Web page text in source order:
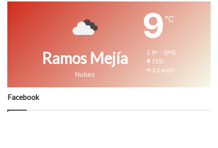
Ramos Mejía
Nubes
9 ℃
8º - 10º%
72%
3.2 km/h
Facebook